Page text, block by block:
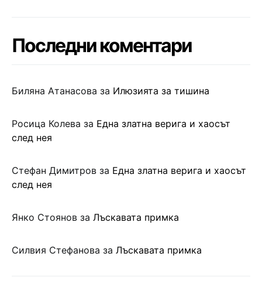
Последни коментари
Биляна Атанасова за Илюзията за тишина
Росица Колева за Една златна верига и хаосът
след нея
Стефан Димитров за Една златна верига и хаосът
след нея
Янко Стоянов за Лъскавата примка
Силвия Стефанова за Лъскавата примка